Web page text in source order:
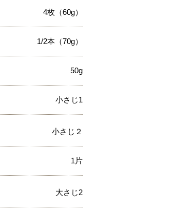
4枚（60g）
1/2本（70g）
50g
小さじ1
小さじ２
1片
大さじ2